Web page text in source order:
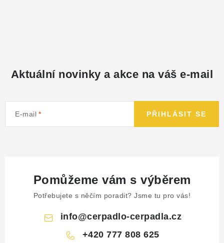
Aktuální novinky a akce na váš e-mail
E-mail PŘIHLÁSIT SE
Pomůžeme vám s výběrem
Potřebujete s něčím poradit? Jsme tu pro vás!
info@cerpadlo-cerpadla.cz
+420 777 808 625